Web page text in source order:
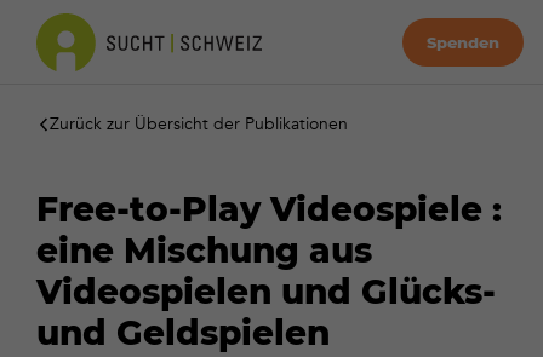
Spenden
Zurück zur Übersicht der Publikationen
Free-to-Play Videospiele :
eine Mischung aus
Videospielen und Glücks-
und Geldspielen